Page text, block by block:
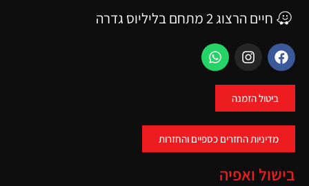
חיים הרצוג 2 מתחם בליליוס גדרה
ביטול הזמנה
מדיניות החזרים כספיים והחזרות
בישול ואפיה